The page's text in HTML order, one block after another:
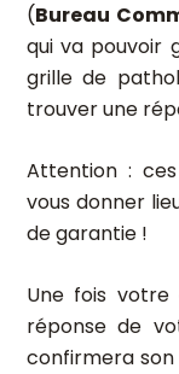
(Bureau
qui va pouvoir
grille de
trouver une
Attention :
vous donner
de garantie !
Une fois votre
réponse de
confirmera